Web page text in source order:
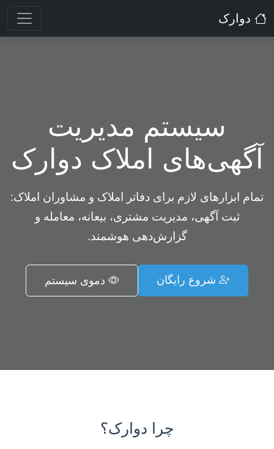
دوارک
سیستم مدیریت
آگهی‌های املاک دوارک
تمام ابزارهای لازم برای دفاتر املاک و مشاوران املاک:
ثبت آگهی، مدیریت مشتری، بیعانه، معامله و
گزارش‌دهی هوشمند.
شروع رایگان دموی سیستم
چرا دوارک؟